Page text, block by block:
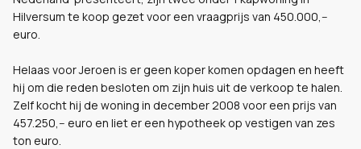
Hilversum te koop gezet voor een vraagprijs van 450.000,--
euro.
Helaas voor Jeroen is er geen koper komen opdagen en heeft
hij om die reden besloten om zijn huis uit de verkoop te halen.
Zelf kocht hij de woning in december 2008 voor een prijs van
457.250,-- euro en liet er een hypotheek op vestigen van zes
ton euro.